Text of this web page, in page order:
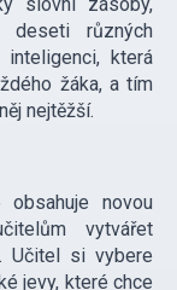
deseti různých
inteligenci, která
žáka, a tím
nejtěžší.
novou
vytvářet
Učitel si vybere
jevy, které chce